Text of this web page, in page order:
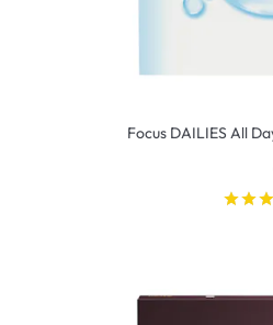
Focus DAILIES All